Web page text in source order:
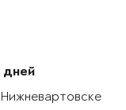
дней